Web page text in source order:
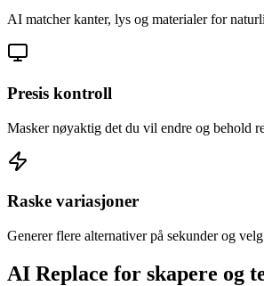
AI matcher kanter, lys og materialer for
Presis kontroll
Masker nøyaktig det du vil endre og behold
Raske variasjoner
Generer flere alternativer på sekunder og velg
AI Replace for skapere og